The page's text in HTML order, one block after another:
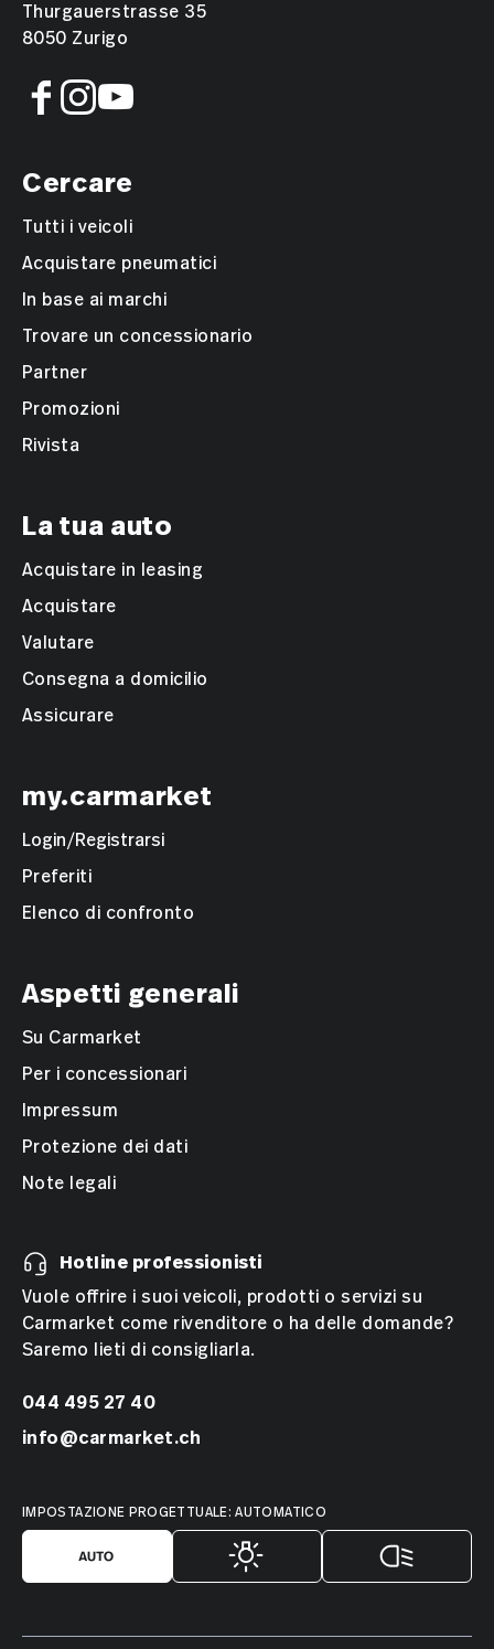
Thurgauerstrasse 35
8050 Zurigo
Cercare
Tutti i veicoli
Acquistare pneumatici
In base ai marchi
Trovare un concessionario
Partner
Promozioni
Rivista
La tua auto
Acquistare in leasing
Acquistare
Valutare
Consegna a domicilio
Assicurare
my.carmarket
Login/Registrarsi
Preferiti
Elenco di confronto
Aspetti generali
Su Carmarket
Per i concessionari
Impressum
Protezione dei dati
Note legali
Hotline professionisti
Vuole offrire i suoi veicoli, prodotti o servizi su
Carmarket come rivenditore o ha delle domande?
Saremo lieti di consigliarla.
044 495 27 40
info@carmarket.ch
IMPOSTAZIONE PROGETTUALE: AUTOMATICO